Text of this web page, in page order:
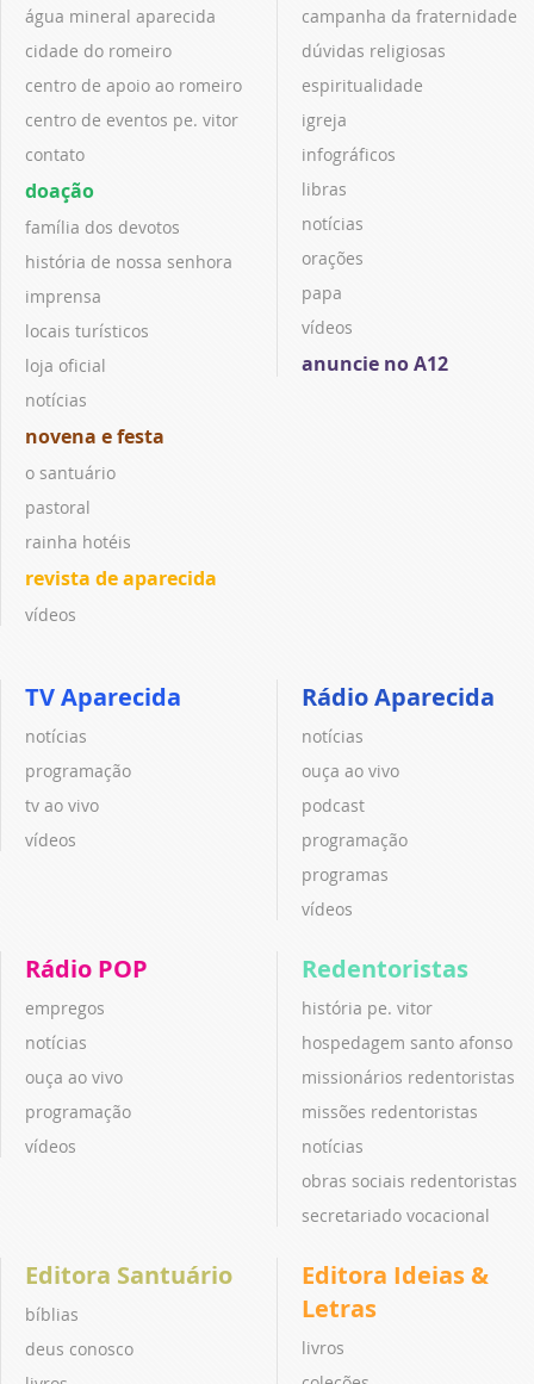
água mineral aparecida
cidade do romeiro
centro de apoio ao romeiro
centro de eventos pe. vitor
contato
doação
família dos devotos
história de nossa senhora
imprensa
locais turísticos
loja oficial
notícias
novena e festa
o santuário
pastoral
rainha hotéis
revista de aparecida
vídeos
campanha da fraternidade
dúvidas religiosas
espiritualidade
igreja
infográficos
libras
notícias
orações
papa
vídeos
anuncie no A12
TV Aparecida
notícias
programação
tv ao vivo
vídeos
Rádio Aparecida
notícias
ouça ao vivo
podcast
programação
programas
vídeos
Rádio POP
empregos
notícias
ouça ao vivo
programação
vídeos
Redentoristas
história pe. vitor
hospedagem santo afonso
missionários redentoristas
missões redentoristas
notícias
obras sociais redentoristas
secretariado vocacional
Editora Santuário
bíblias
deus conosco
Editora Ideias &
Letras
livros